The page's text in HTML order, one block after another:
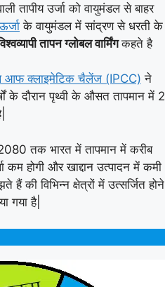
तापीय उर्जा को वायुमंडल से बाहर
के वायुमंडल में सांद्रण से धरती के
तापन ग्लोबल वार्मिंगकहते है
आफ क्लाइमेटिक चैलेंज (IPCC) ने
के दौरान पृथ्वी के औसत तापमान में 2
तक भारत में तापमान में करीब
कम होगी और खाद्दान उत्पादन में कमी
की विभिन्न क्षेत्रों में उत्सर्जित होने
गया है|